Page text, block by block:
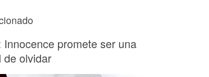
Innocence promete ser una
de olvidar